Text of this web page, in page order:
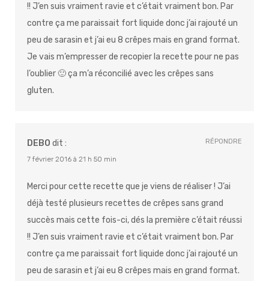
!! J’en suis vraiment ravie et c’était vraiment bon. Par
contre ça me paraissait fort liquide donc j’ai rajouté un
peu de sarasin et j’ai eu 8 crêpes mais en grand format.
Je vais m’empresser de recopier la recette pour ne pas
l’oublier 🙂 ça m’a réconcilié avec les crêpes sans
gluten.
DEBO dit :
7 février 2016 à 21 h 50 min
Merci pour cette recette que je viens de réaliser ! J’ai
déjà testé plusieurs recettes de crêpes sans grand
succès mais cette fois-ci, dés la première c’était réussi
!! J’en suis vraiment ravie et c’était vraiment bon. Par
contre ça me paraissait fort liquide donc j’ai rajouté un
peu de sarasin et j’ai eu 8 crêpes mais en grand format.
RÉPONDRE